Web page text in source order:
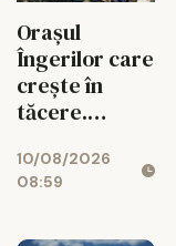
Orașul
Îngerilor care
crește în
tăcere.
la „Petru și
Pavel”
10/08/2026
08:59